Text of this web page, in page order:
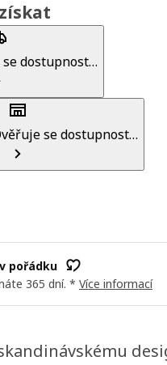
dostupnost…
se dostupnost…
pořádku
365 dní. * Více informací